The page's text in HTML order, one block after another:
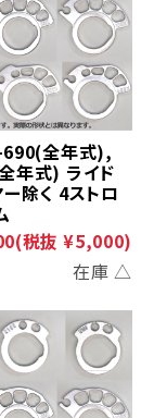
全年式),
年式) ライド
除く 4ストロ
(税抜 ¥5,000)
在庫 △